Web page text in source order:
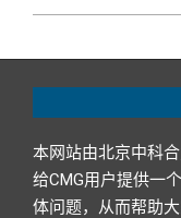
01-
本网站由北京中科
给CMG用户提供一
体问题，从而帮助